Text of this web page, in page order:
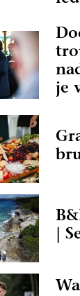
je
|